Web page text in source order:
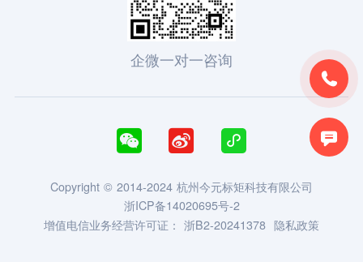


企微一对一咨询
  
Copyright © 2014-2024 杭州今元标矩科技有限公司
浙ICP备14020695号-2
增值电信业务经营许可证： 浙B2-20241378 隐私政策